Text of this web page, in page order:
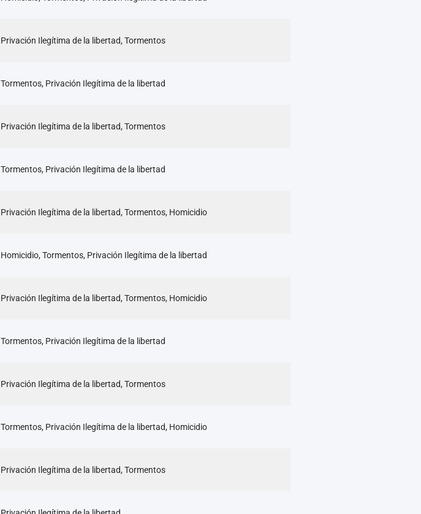
Privación Ilegítima de la libertad, Tormentos
Tormentos, Privación Ilegítima de la libertad
Privación Ilegítima de la libertad, Tormentos
Tormentos, Privación Ilegítima de la libertad
Privación Ilegítima de la libertad, Tormentos, Homicidio
Homicidio, Tormentos, Privación Ilegítima de la libertad
Privación Ilegítima de la libertad, Tormentos, Homicidio
Tormentos, Privación Ilegítima de la libertad
Privación Ilegítima de la libertad, Tormentos
Tormentos, Privación Ilegítima de la libertad, Homicidio
Privación Ilegítima de la libertad, Tormentos